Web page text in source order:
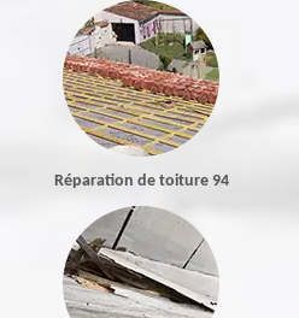
Réparation de toiture 94